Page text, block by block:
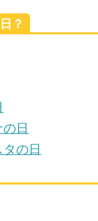
？
日
の日